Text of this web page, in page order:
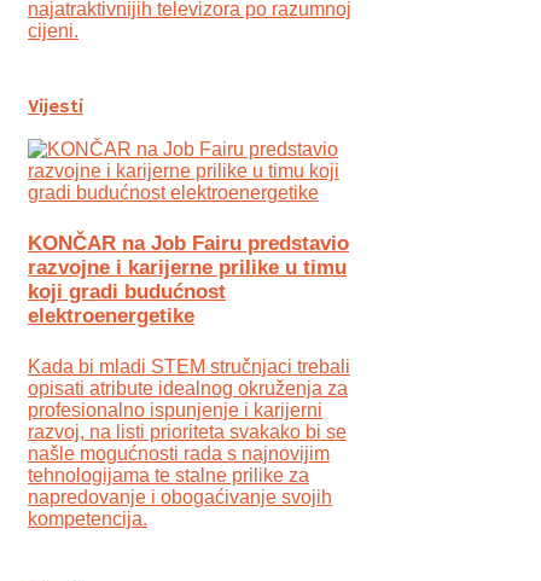
najatraktivnijih televizora po razumnoj
cijeni.
Vijesti
KONČAR na Job Fairu predstavio
razvojne i karijerne prilike u timu
koji gradi budućnost
elektroenergetike
Kada bi mladi STEM stručnjaci trebali
opisati atribute idealnog okruženja za
profesionalno ispunjenje i karijerni
razvoj, na listi prioriteta svakako bi se
našle mogućnosti rada s najnovijim
tehnologijama te stalne prilike za
napredovanje i obogaćivanje svojih
kompetencija.